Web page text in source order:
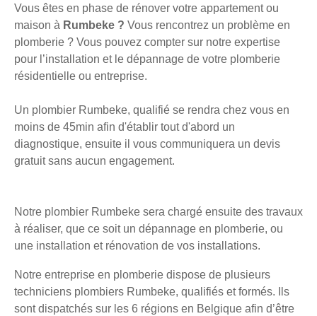
Vous êtes en phase de rénover votre appartement ou
maison à Rumbeke ? Vous rencontrez un problème en
plomberie ? Vous pouvez compter sur notre expertise
pour l’installation et le dépannage de votre plomberie
résidentielle ou entreprise.
Un plombier Rumbeke, qualifié se rendra chez vous en
moins de 45min afin d'établir tout d'abord un
diagnostique, ensuite il vous communiquera un devis
gratuit sans aucun engagement.
Notre plombier Rumbeke sera chargé ensuite des travaux
à réaliser, que ce soit un dépannage en plomberie, ou
une installation et rénovation de vos installations.
Notre entreprise en plomberie dispose de plusieurs
techniciens plombiers Rumbeke, qualifiés et formés. Ils
sont dispatchés sur les 6 régions en Belgique afin d’être